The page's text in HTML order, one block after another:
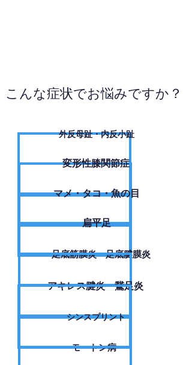
こんな症状でお悩みですか？
外反母趾・内反小趾
変形性膝関節症
​マメ・タコ・魚の目
扁平足
足底筋膜炎・足底腱膜炎
アキレス腱炎・鵞足炎
シンスプリント
モートン病